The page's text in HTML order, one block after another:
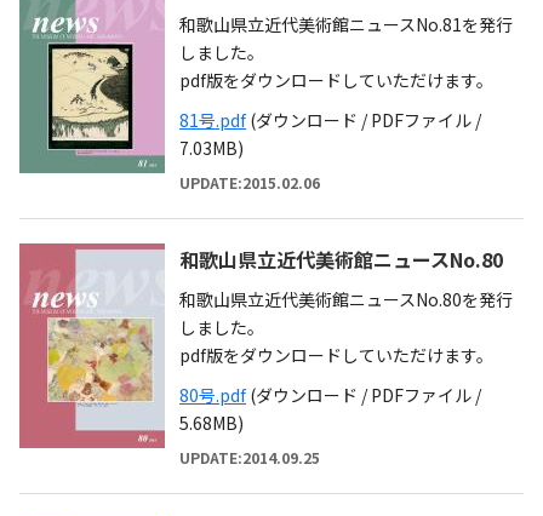
和歌山県立近代美術館ニュースNo.81を発行
しました。
pdf版をダウンロードしていただけます。
81号.pdf(ダウンロード / PDFファイル /
7.03MB)
UPDATE:2015.02.06
和歌山県立近代美術館ニュースNo.80
和歌山県立近代美術館ニュースNo.80を発行
しました。
pdf版をダウンロードしていただけます。
80号.pdf(ダウンロード / PDFファイル /
5.68MB)
UPDATE:2014.09.25